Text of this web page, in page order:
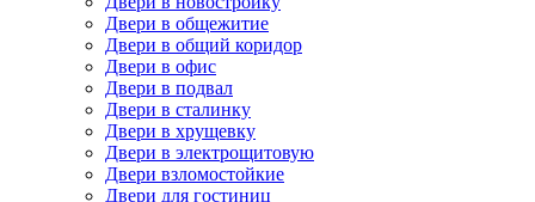
Двери в общежитие
Двери в общий коридор
Двери в офис
Двери в подвал
Двери в сталинку
Двери в хрущевку
Двери в электрощитовую
Двери взломостойкие
Двери для гостиниц